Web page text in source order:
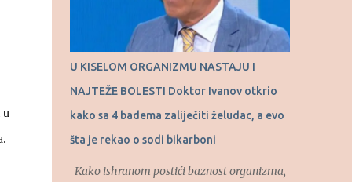
u
U KISELOM ORGANIZMU NASTAJU I
NAJTEŽE BOLESTI Doktor Ivanov otkrio
kako sa 4 badema zaliječiti želudac, a evo
šta je rekao o sodi bikarboni
Kako ishranom postići baznost organizma,